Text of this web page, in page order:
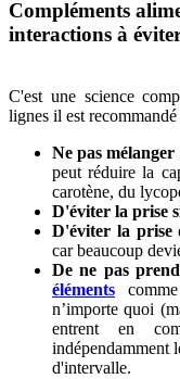
Compléments
interactions à
C'est une science
lignes il est recommandé
Ne pas
peut réduire la
carotène, du
D'éviter la prise
D'éviter la prise
car beaucoup
De ne pas
éléments
n’importe quoi
entrent en
indépendamment
d'intervalle.